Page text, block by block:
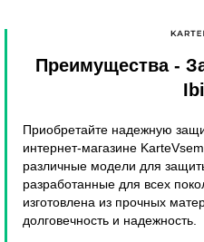
Преимущества-
Приобретайте надежную
интернет-магазине
различные модели для
разработанные для всех
изготовлена из прочных
долговечность и надежность.